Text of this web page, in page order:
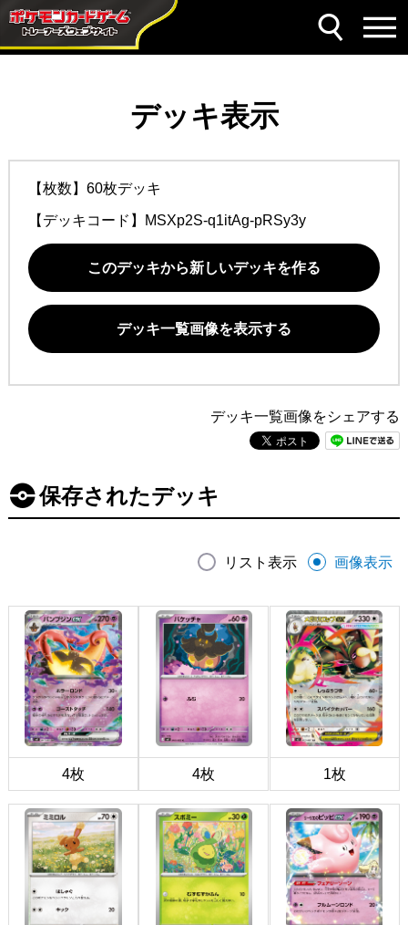
デッキ表示
【枚数】60枚デッキ
【デッキコード】 MSXp2S-q1itAg-pRSy3y
このデッキから新しいデッキを作る
デッキ一覧画像を表示する
デッキ一覧画像をシェアする
保存されたデッキ
リスト表示 画像表示
4枚 4枚 1枚